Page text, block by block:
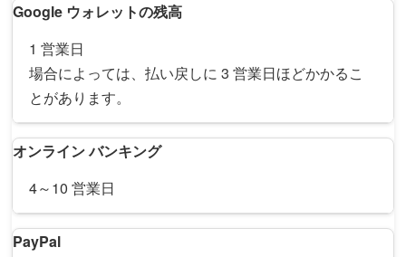
Google ウォレットの残高
1 営業日
場合によっては、払い戻しに 3 営業日ほどかかるこ
とがあります。
オンライン バンキング
4～10 営業日
PayPal